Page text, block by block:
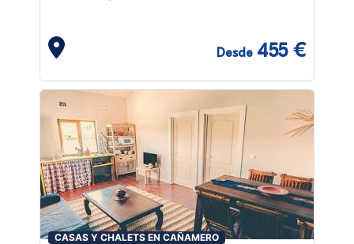
Desde 455 €
CASAS Y CHALETS EN CAÑAMERO